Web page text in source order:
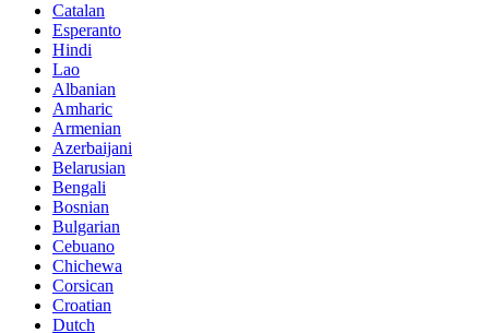
Catalan
Esperanto
Hindi
Lao
Albanian
Amharic
Armenian
Azerbaijani
Belarusian
Bengali
Bosnian
Bulgarian
Cebuano
Chichewa
Corsican
Croatian
Dutch